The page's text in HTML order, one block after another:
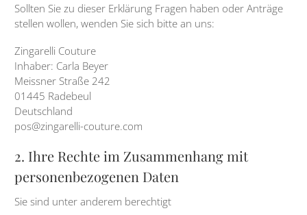
Sollten Sie zu dieser Erklärung Fragen haben oder Anträge
stellen wollen, wenden Sie sich bitte an uns:
Zingarelli Couture
Inhaber: Carla Beyer
Meissner Straße 242
01445 Radebeul
Deutschland
pos@zingarelli-couture.com
2. Ihre Rechte im Zusammenhang mit
personenbezogenen Daten
Sie sind unter anderem berechtigt